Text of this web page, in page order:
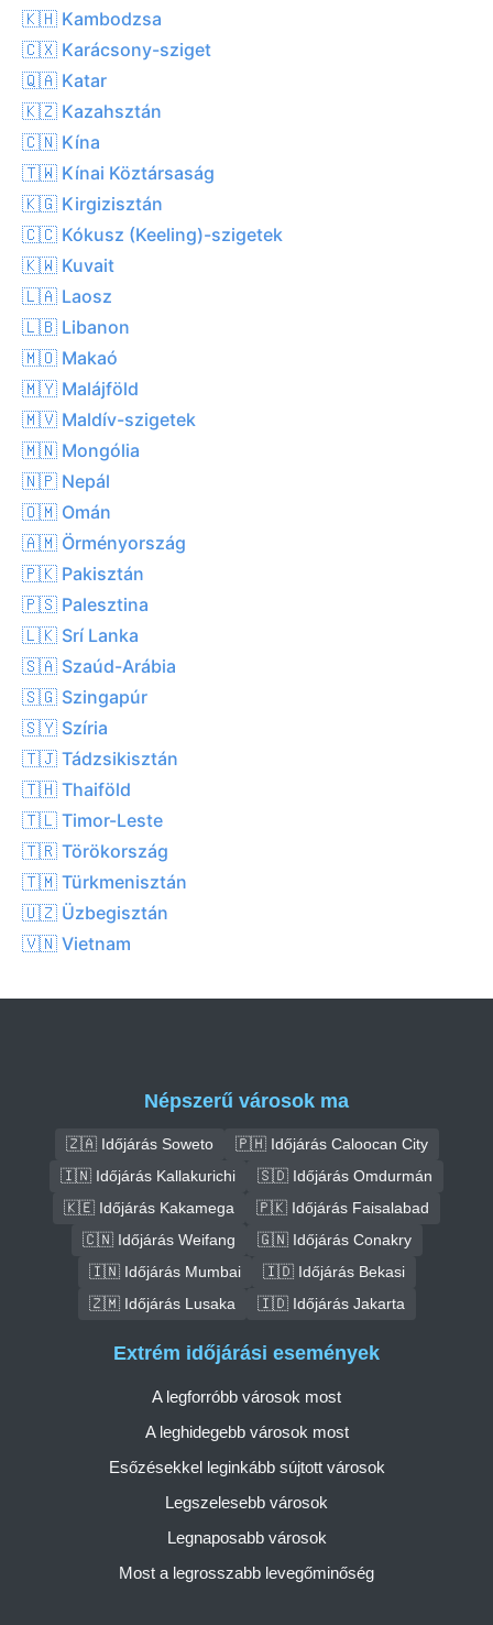
🇰🇭 Kambodzsa
🇨🇽 Karácsony-sziget
🇶🇦 Katar
🇰🇿 Kazahsztán
🇨🇳 Kína
🇹🇼 Kínai Köztársaság
🇰🇬 Kirgizisztán
🇨🇨 Kókusz (Keeling)-szigetek
🇰🇼 Kuvait
🇱🇦 Laosz
🇱🇧 Libanon
🇲🇴 Makaó
🇲🇾 Malájföld
🇲🇻 Maldív-szigetek
🇲🇳 Mongólia
🇳🇵 Nepál
🇴🇲 Omán
🇦🇲 Örményország
🇵🇰 Pakisztán
🇵🇸 Palesztina
🇱🇰 Srí Lanka
🇸🇦 Szaúd-Arábia
🇸🇬 Szingapúr
🇸🇾 Szíria
🇹🇯 Tádzsikisztán
🇹🇭 Thaiföld
🇹🇱 Timor-Leste
🇹🇷 Törökország
🇹🇲 Türkmenisztán
🇺🇿 Üzbegisztán
🇻🇳 Vietnam
Népszerű városok ma
🇿🇦 Időjárás Soweto
🇵🇭 Időjárás Caloocan City
🇮🇳 Időjárás Kallakurichi
🇸🇩 Időjárás Omdurmán
🇰🇪 Időjárás Kakamega
🇵🇰 Időjárás Faisalabad
🇨🇳 Időjárás Weifang
🇬🇳 Időjárás Conakry
🇮🇳 Időjárás Mumbai
🇮🇩 Időjárás Bekasi
🇿🇲 Időjárás Lusaka
🇮🇩 Időjárás Jakarta
Extrém időjárási események
A legforróbb városok most
A leghidegebb városok most
Esőzésekkel leginkább sújtott városok
Legszelesebb városok
Legnaposabb városok
Most a legrosszabb levegőminőség